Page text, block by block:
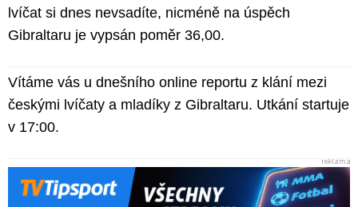
lvíčat si dnes nevsadíte, nicméně na úspěch
Gibraltaru je vypsán poměr 36,00.
Vítáme vás u dnešního online reportu z klání mezi
českými lvíčaty a mladíky z Gibraltaru. Utkání startuje
v 17:00.